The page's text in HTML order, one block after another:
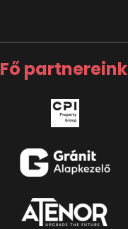
Fő partnereink